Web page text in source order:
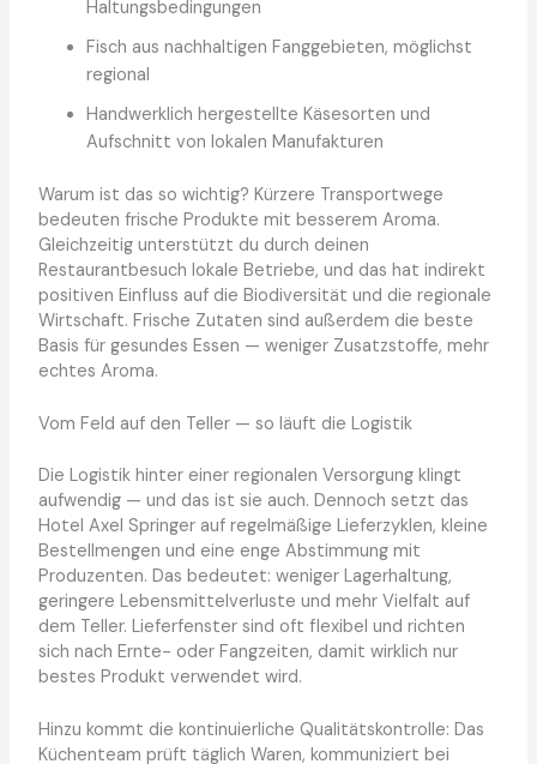
Haltungsbedingungen
Fisch aus nachhaltigen Fanggebieten, möglichst
regional
Handwerklich hergestellte Käsesorten und
Aufschnitt von lokalen Manufakturen
Warum ist das so wichtig? Kürzere Transportwege
bedeuten frische Produkte mit besserem Aroma.
Gleichzeitig unterstützt du durch deinen
Restaurantbesuch lokale Betriebe, und das hat indirekt
positiven Einfluss auf die Biodiversität und die regionale
Wirtschaft. Frische Zutaten sind außerdem die beste
Basis für gesundes Essen — weniger Zusatzstoffe, mehr
echtes Aroma.
Vom Feld auf den Teller — so läuft die Logistik
Die Logistik hinter einer regionalen Versorgung klingt
aufwendig — und das ist sie auch. Dennoch setzt das
Hotel Axel Springer auf regelmäßige Lieferzyklen, kleine
Bestellmengen und eine enge Abstimmung mit
Produzenten. Das bedeutet: weniger Lagerhaltung,
geringere Lebensmittelverluste und mehr Vielfalt auf
dem Teller. Lieferfenster sind oft flexibel und richten
sich nach Ernte- oder Fangzeiten, damit wirklich nur
bestes Produkt verwendet wird.
Hinzu kommt die kontinuierliche Qualitätskontrolle: Das
Küchenteam prüft täglich Waren, kommuniziert bei